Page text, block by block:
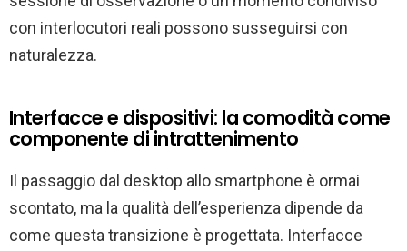
con interlocutori reali possono susseguirsi con
naturalezza.
Interfacce e dispositivi: la comodità come
componente di intrattenimento
Il passaggio dal desktop allo smartphone è ormai
scontato, ma la qualità dell’esperienza dipende da
come questa transizione è progettata. Interfacce